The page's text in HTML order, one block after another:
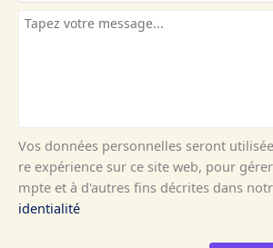
Vos données personnelles seront
re expérience sur ce site web, pour
mpte et à d'autres fins décrites dans
identialité